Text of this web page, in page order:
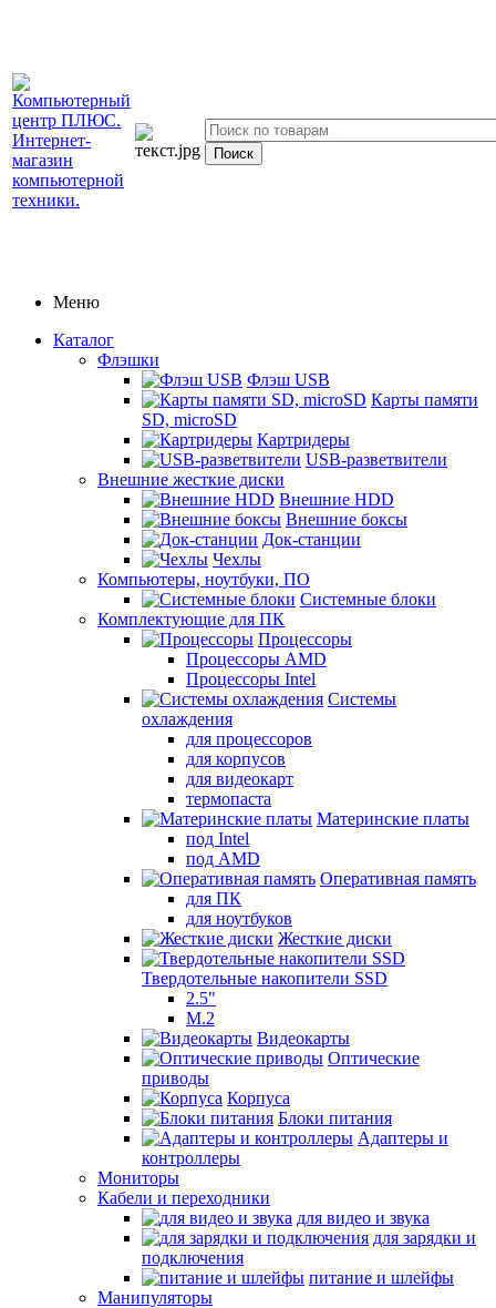
Меню
Каталог
Флэшки
Флэш USB
Карты памяти
SD, microSD
Картридеры
USB-разветвители
Внешние жесткие диски
Внешние HDD
Внешние боксы
Док-станции
Чехлы
Компьютеры, ноутбуки, ПО
Системные блоки
Комплектующие для ПК
Процессоры
Процессоры AMD
Процессоры Intel
Системы
охлаждения
для процессоров
для корпусов
для видеокарт
термопаста
Материнские платы
под Intel
под AMD
Оперативная память
для ПК
для ноутбуков
Жесткие диски
Твердотельные накопители SSD
2.5"
M.2
Видеокарты
Оптические
приводы
Корпуса
Блоки питания
Адаптеры и
контроллеры
Мониторы
Кабели и переходники
для видео и звука
для зарядки и
подключения
питание и шлейфы
Манипуляторы